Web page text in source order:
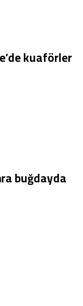
kuaförler
buğdayda